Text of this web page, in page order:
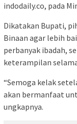
indodaily.co, pada
Dikatakan Bupati,
Binaan agar lebih
perbanyak ibadah,
keterampilan
“Semoga kelak
akan bermanfaat
ungkapnya.